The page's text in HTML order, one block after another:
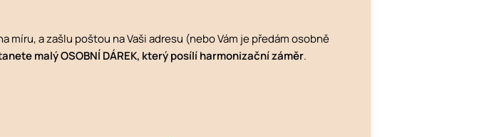
míru, a zašlu poštou na Vaši adresu (nebo Vám je předám osobně
malý OSOBNÍ DÁREK, který posílí harmonizační záměr.